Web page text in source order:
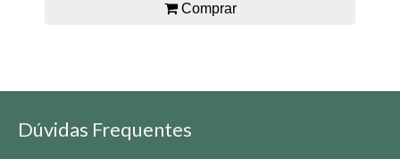
Comprar
Dúvidas Frequentes